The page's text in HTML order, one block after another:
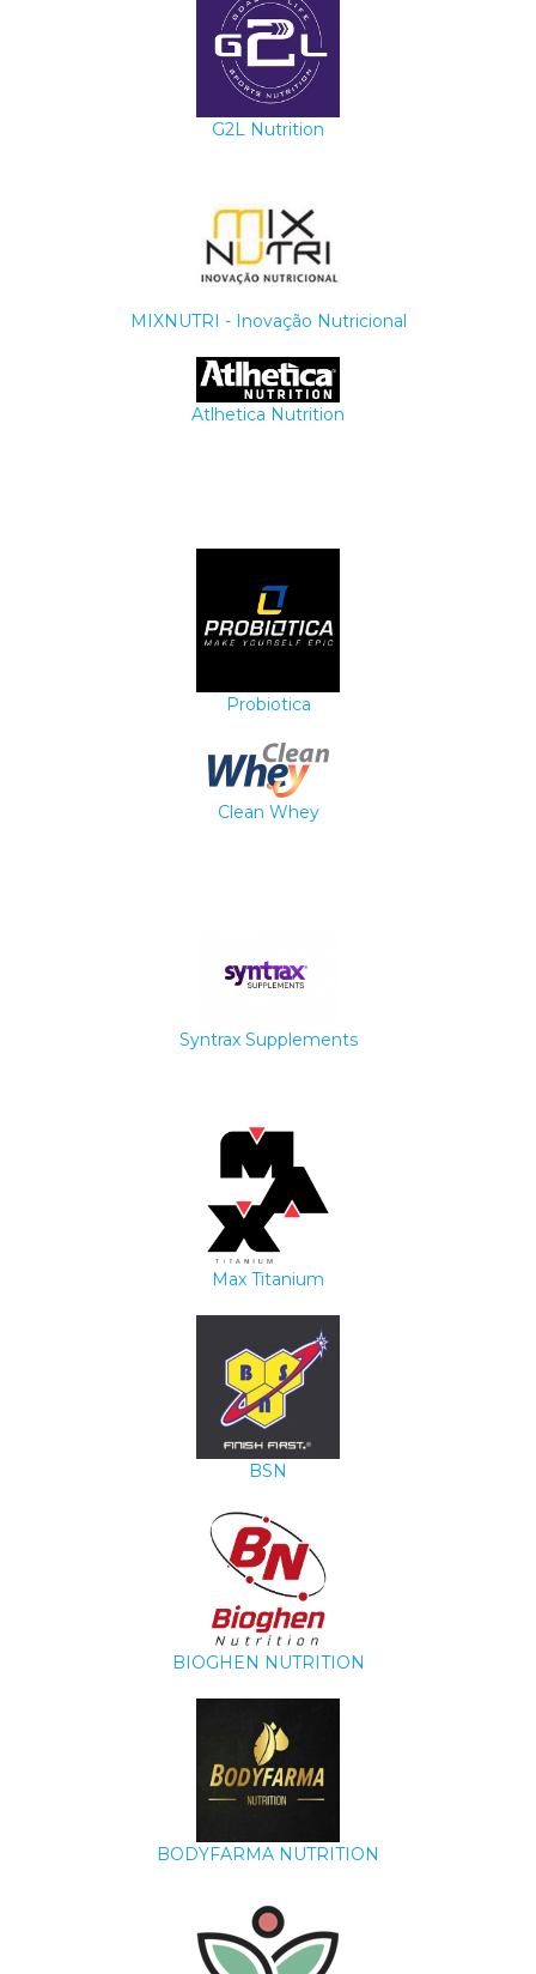
G2L Nutrition
MIXNUTRI - Inovação Nutricional
Atlhetica Nutrition
Probiotica
Clean Whey
Syntrax Supplements
Max Titanium
BSN
BIOGHEN NUTRITION
BODYFARMA NUTRITION